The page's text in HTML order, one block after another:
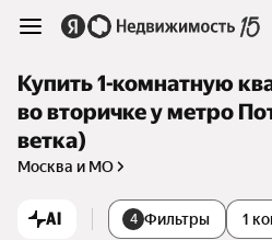
Купить 1-комнатную
во вторичке у метро
ветка)
Москва и МО
AI 4 Фильтры 1